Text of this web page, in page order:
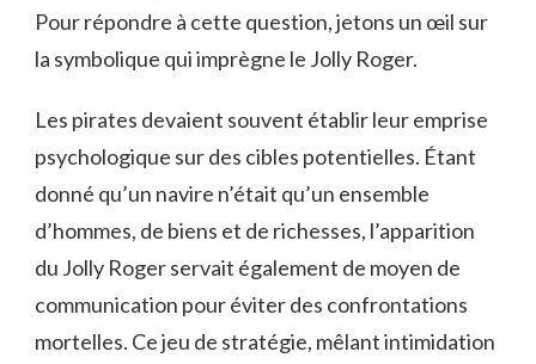
Pour répondre à cette question, jetons un œil sur
la symbolique qui imprègne le Jolly Roger.
Les pirates devaient souvent établir leur emprise
psychologique sur des cibles potentielles. Étant
donné qu’un navire n’était qu’un ensemble
d’hommes, de biens et de richesses, l’apparition
du Jolly Roger servait également de moyen de
communication pour éviter des confrontations
mortelles. Ce jeu de stratégie, mêlant intimidation